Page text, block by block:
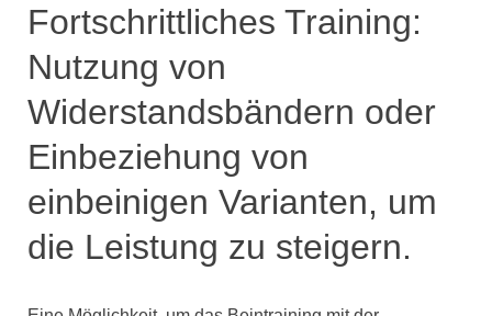
Fortschrittliches Training:
Nutzung von
Widerstandsbändern oder
Einbeziehung von
einbeinigen Varianten, um
die Leistung zu steigern.